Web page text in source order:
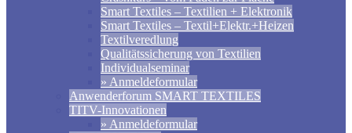
Smart Textiles – Textilien + Elektronik
Smart Textiles – Textil+Elektr.+Heizen
Textilveredlung
Qualitätssicherung von Textilien
Individualseminar
» Anmeldeformular
Anwenderforum SMART TEXTILES
TITV-Innovationen
» Anmeldeformular